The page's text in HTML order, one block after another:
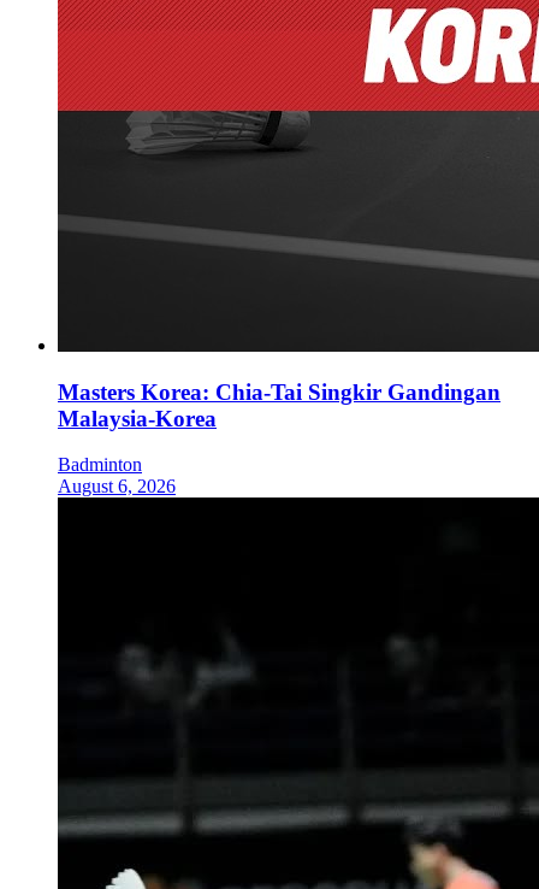
Masters Korea: Chia-Tai Singkir Gandingan
Malaysia-Korea
Badminton
August 6, 2026